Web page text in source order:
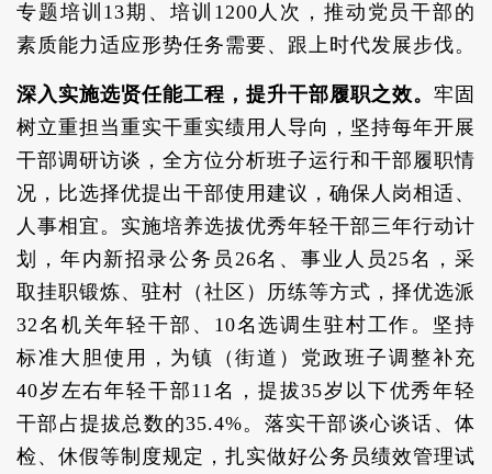
专题培训13期、培训1200人次，推动党员干部的
素质能力适应形势任务需要、跟上时代发展步伐。
深入实施选贤任能工程，提升干部履职之效。 牢固
树立重担当重实干重实绩用人导向，坚持每年开展
干部调研访谈，全方位分析班子运行和干部履职情
况，比选择优提出干部使用建议，确保人岗相适、
人事相宜。实施培养选拔优秀年轻干部三年行动计
划，年内新招录公务员26名、事业人员25名，采
取挂职锻炼、驻村（社区）历练等方式，择优选派
32名机关年轻干部、10名选调生驻村工作。坚持
标准大胆使用，为镇（街道）党政班子调整补充
40岁左右年轻干部11名，提拔35岁以下优秀年轻
干部占提拔总数的35.4%。落实干部谈心谈话、体
检、休假等制度规定，扎实做好公务员绩效管理试